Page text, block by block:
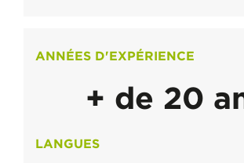
ANNÉES D'EXPÉRIENCE
+ de 20
LANGUES